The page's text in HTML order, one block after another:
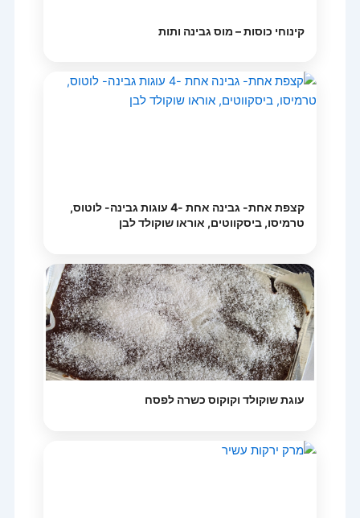
קינוחי כוסות – מוס גבינה ותות
קצפת אחת- גבינה אחת -4 עוגות גבינה- לוטוס,
טרמיסו, ביסקווטים, אוראו שוקולד לבן
עוגת שוקולד וקוקוס כשרה לפסח